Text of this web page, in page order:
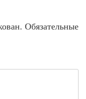
Обязательные